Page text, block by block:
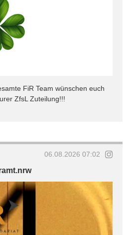
FiR Team wünschen euch
ZfsL Zuteilung!!!
06.08.2026 07:02